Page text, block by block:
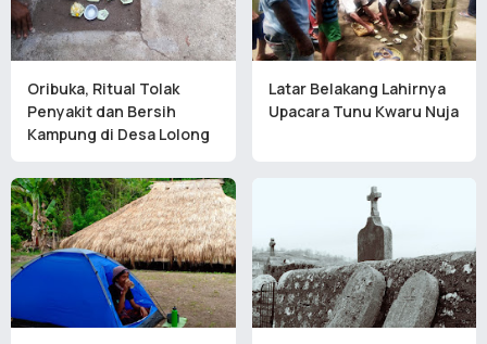
Oribuka, Ritual Tolak
Penyakit dan Bersih
Kampung di Desa Lolong
Latar Belakang Lahirnya
Upacara Tunu Kwaru Nuja